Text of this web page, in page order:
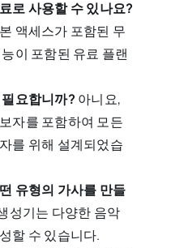
로 사용할 수 있나요?
액세스가 포함된 무
이 포함된 유료 플랜
요합니까? 아니요,
자를 포함하여 모든
를 위해 설계되었습
유형의 가사를 만들
성기는 다양한 음악
할 수 있습니다.